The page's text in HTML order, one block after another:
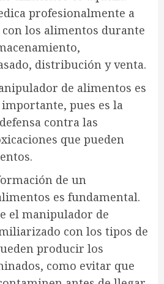
profesionalmente a
los alimentos durante
distribución y venta.
de alimentos es
pues es la
contra las
que pueden
de un
es fundamental.
el manipulador de
con los tipos de
producir los
como evitar que